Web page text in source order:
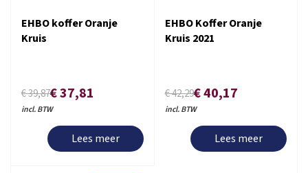
EHBO koffer Oranje
Kruis
€ 39,87€ 37,81
incl. BTW
Lees meer
EHBO Koffer Oranje
Kruis 2021
€ 42,29€ 40,17
incl. BTW
Lees meer